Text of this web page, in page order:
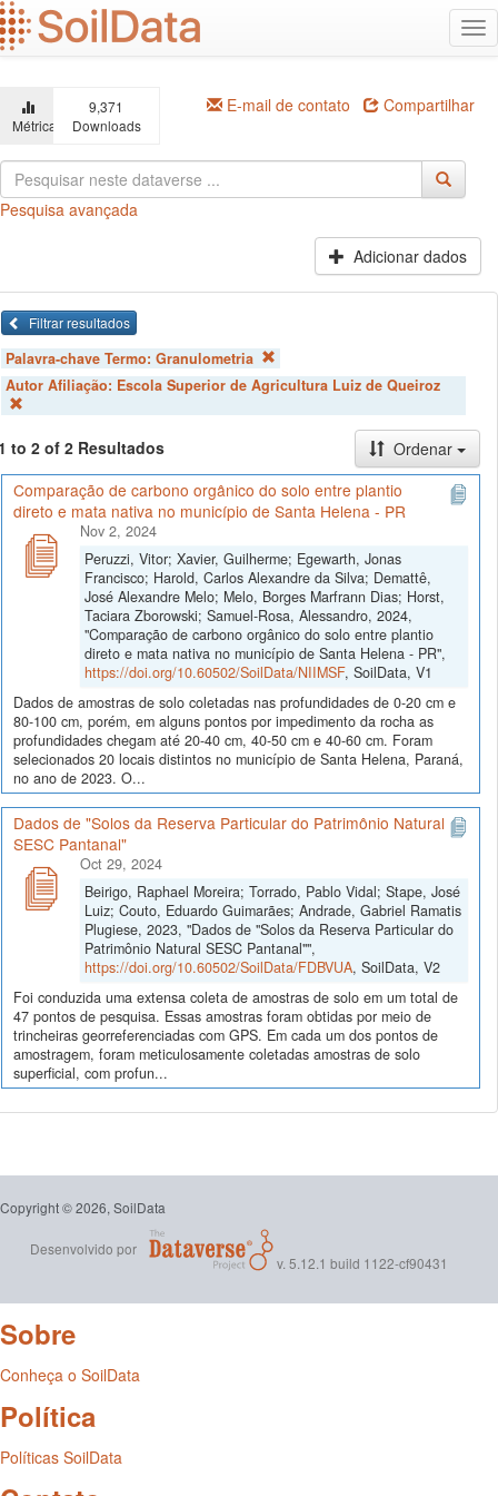
Ir
para
o
principal
Métricas
9,371
Downloads
E-mail de contato Compartilhar
Pesquisa avançada
Adicionar dados
Filtrar resultados
Palavra-chave Termo: Granulometria
Autor Afiliação: Escola Superior de Agricultura Luiz de Queiroz
to 2 of 2 Resultados
Ordenar
Comparação de carbono orgânico do solo entre plantio
direto e mata nativa no município de Santa Helena - PR
Nov 2, 2024
Peruzzi, Vitor; Xavier, Guilherme; Egewarth, Jonas
Francisco; Harold, Carlos Alexandre da Silva; Demattê,
José Alexandre Melo; Melo, Borges Marfrann Dias; Horst,
Taciara Zborowski; Samuel-Rosa, Alessandro, 2024,
"Comparação de carbono orgânico do solo entre plantio
direto e mata nativa no município de Santa Helena - PR",
https://doi.org/10.60502/SoilData/NIIMSF, SoilData, V1
Dados de amostras de solo coletadas nas profundidades de 0-20 cm e
80-100 cm, porém, em alguns pontos por impedimento da rocha as
profundidades chegam até 20-40 cm, 40-50 cm e 40-60 cm. Foram
selecionados 20 locais distintos no município de Santa Helena, Paraná,
no ano de 2023. O...
Dados de "Solos da Reserva Particular do Patrimônio Natural
SESC Pantanal"
Oct 29, 2024
Beirigo, Raphael Moreira; Torrado, Pablo Vidal; Stape, José
Luiz; Couto, Eduardo Guimarães; Andrade, Gabriel Ramatis
Plugiese, 2023, "Dados de "Solos da Reserva Particular do
Patrimônio Natural SESC Pantanal"",
https://doi.org/10.60502/SoilData/FDBVUA, SoilData, V2
Foi conduzida uma extensa coleta de amostras de solo em um total de
47 pontos de pesquisa. Essas amostras foram obtidas por meio de
trincheiras georreferenciadas com GPS. Em cada um dos pontos de
amostragem, foram meticulosamente coletadas amostras de solo
superficial, com profun...
Copyright © 2026, SoilData
Desenvolvido por
v. 5.12.1 build 1122-cf90431
Sobre
Conheça o SoilData
Política
Políticas SoilData